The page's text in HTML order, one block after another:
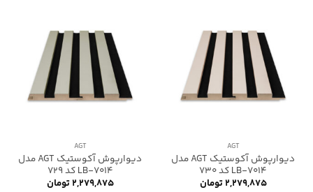
AGT
دیوارپوش آکوستیک AGT مدل
LB-7014 کد 730
۲,۲۷۹,۸۷۵تومان
AGT
دیوارپوش آکوستیک AGT مدل
LB-7014 کد 729
۲,۲۷۹,۸۷۵تومان